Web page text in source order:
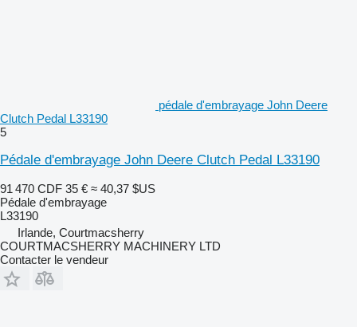
pédale d'embrayage John Deere
Clutch Pedal L33190
5
Pédale d'embrayage John Deere Clutch Pedal L33190
91 470 CDF 35 € ≈ 40,37 $US
Pédale d'embrayage
L33190
Irlande, Courtmacsherry
COURTMACSHERRY MACHINERY LTD
Contacter le vendeur